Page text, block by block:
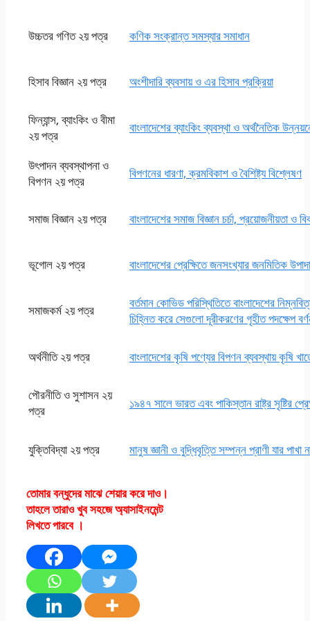
উচ্চতর গণিত ২য় পত্র কণিক সংক্রান্ত সমস্যার সমাধান
হিসাব বিজ্ঞান ২য় পত্র অংশীদারি ব্যবসায় ও এর হিসাব প্রক্রিয়া
ফিন্যান্স, ব্যাংকিং ও বীমা
২য় পত্র
বাংলাদেশের ব্যাংকিং ব্যবস্থা ও অর্থনৈতিক
উৎপাদন ব্যবস্থাপনা ও
বিপণন ২য় পত্র
বিপণনের ধারণা, ক্রমবিকাশ ও বৈশিষ্ট্য বিশ্লেষণ
সমাজ বিজ্ঞান ২য় পত্র বাংলাদেশের সমাজ বিজ্ঞান চর্চা, প্রয়োজনীয়তা ও
ভূগোল ২য় পত্র বাংলাদেশের প্রেক্ষিতে জনসংখ্যার জনমিতিক
সমাজকর্ম ২য় পত্র
বর্তমান কোভিড পরিস্থিতিতে বাংলাদেশের
চিহ্নিত করে সেগুলো দূরীকরণের গৃহীত পদক্ষেপ
অর্থনীতি ২য় পত্র বাংলাদেশের কৃষি পণ্যের বিপণন ব্যবস্থায় কৃষি
পৌরনীতি ও সুশাসন ২য়
পত্র
১৯৪৭ সালে ভারত এবং পাকিস্তান রাষ্ট্র সৃষ্টির
যুক্তিবিদ্যা ২য় পত্র মানুষ জ্ঞানী ও বুদ্ধিবৃত্তি সম্পন্ন প্রাণী যার পাখা
তোমার বন্ধুদের মাঝে শেয়ার করে দাও।
তাহলে তারাও খুব সহজে অ্যাসাইনমেন্ট
লিখতে পারবে ।